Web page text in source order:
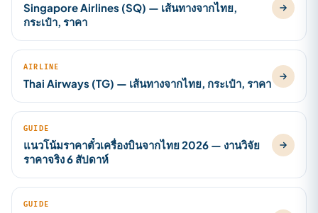
Singapore Airlines (SQ) — เส้นทางจากไทย,
กระเป๋า, ราคา
AIRLINE
Thai Airways (TG) — เส้นทางจากไทย, กระเป๋า, ราคา
GUIDE
แนวโน้มราคาตั๋วเครื่องบินจากไทย 2026 — งานวิจัย
ราคาจริง 6 สัปดาห์
GUIDE